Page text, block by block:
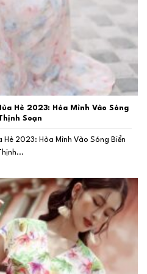
Hè 2023: Hòa Mình Vào Sóng
Soạn
Hè 2023: Hòa Mình Vào Sóng Biển